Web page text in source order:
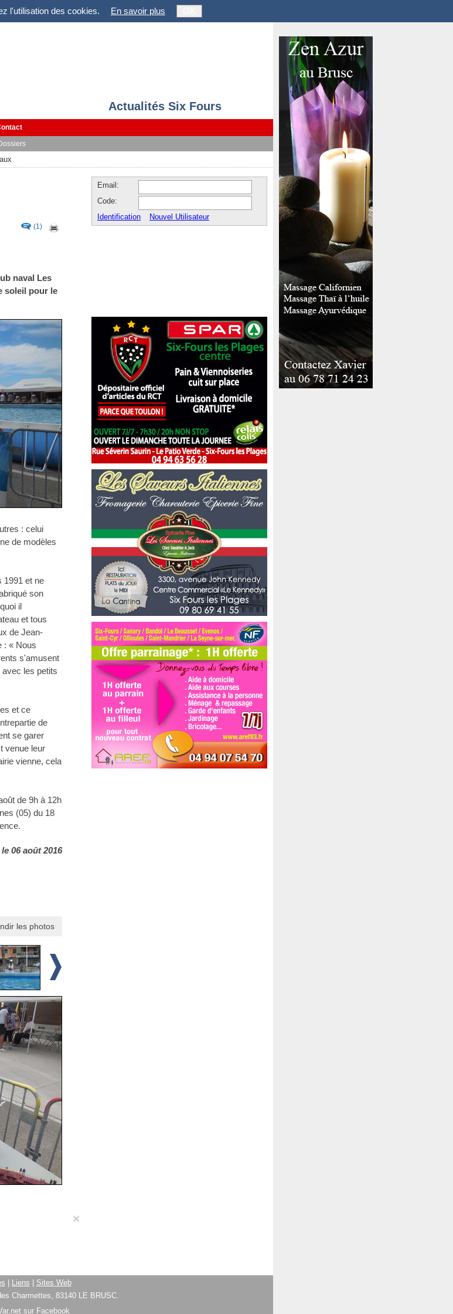
l'utilisation des cookies. En savoir plus
Actualités Six Fours
(1)
naval Les
soleil pour le
: celui
de modèles
1991 et ne
son
il
et tous
de Jean-
: « Nous
s'amusent
les petits
et ce
de
se garer
venue leur
vienne, cela
de 9h à 12h
(05) du 18
le 06 août 2016
les photos
×
Email:
Code:
Identification
Nouvel Utilisateur
Liens
Sites Web
Charmettes, 83140 LE BRUSC.
sur Facebook